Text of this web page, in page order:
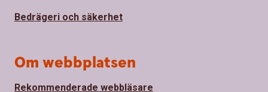
Bedrägeri och säkerhet
Om webbplatsen
Rekommenderade webbläsare